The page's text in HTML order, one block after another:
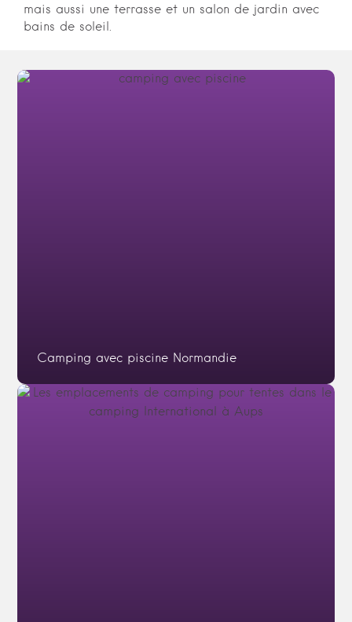
mais aussi une terrasse et un salon de jardin avec
bains de soleil.
Camping avec piscine Normandie